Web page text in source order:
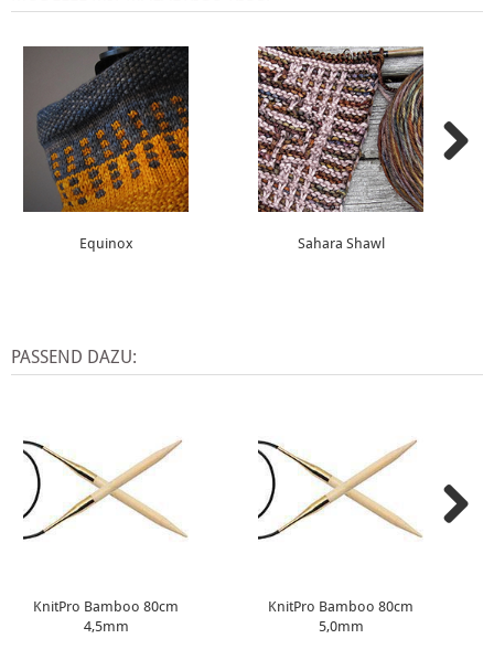
Equinox Sahara Shawl
PASSEND DAZU:
KnitPro Bamboo 80cm
4,5mm
KnitPro Bamboo 80cm
5,0mm